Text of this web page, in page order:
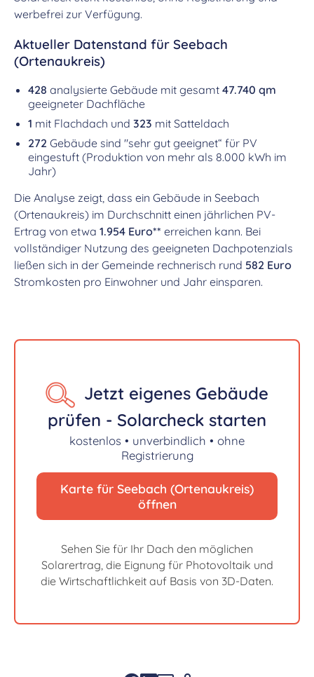
werbefrei zur Verfügung.
Aktueller Datenstand für Seebach
(Ortenaukreis)
428 analysierte Gebäude mit gesamt 47.740 qm
geeigneter Dachfläche
1 mit Flachdach und 323 mit Satteldach
272 Gebäude sind "sehr gut geeignet“ für PV
eingestuft (Produktion von mehr als 8.000 kWh im
Jahr)
Die Analyse zeigt, dass ein Gebäude in Seebach
(Ortenaukreis) im Durchschnitt einen jährlichen PV-
Ertrag von etwa 1.954 Euro** erreichen kann. Bei
vollständiger Nutzung des geeigneten Dachpotenzials
ließen sich in der Gemeinde rechnerisch rund 582 Euro
Stromkosten pro Einwohner und Jahr einsparen.
Jetzt eigenes Gebäude
prüfen - Solarcheck starten
kostenlos • unverbindlich • ohne
Registrierung
Karte für Seebach (Ortenaukreis)
öffnen
Sehen Sie für Ihr Dach den möglichen
Solarertrag, die Eignung für Photovoltaik und
die Wirtschaftlichkeit auf Basis von 3D-Daten.